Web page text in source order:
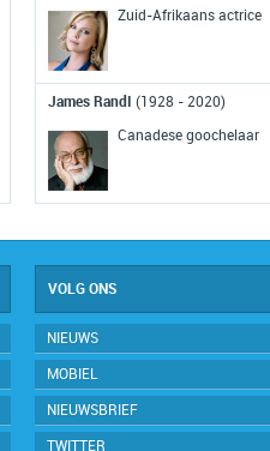
Zuid-Afrikaans actrice
James RandI (1928 - 2020)
Canadese goochelaar
VOLG ONS
NIEUWS
MOBIEL
NIEUWSBRIEF
TWITTER